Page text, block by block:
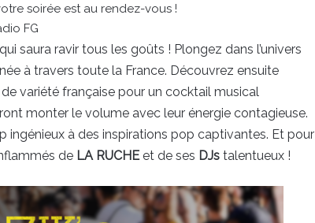
soirée est au rendez-vous !
FG
saura ravir tous les goûts ! Plongez dans l’univers
à travers toute la France. Découvrez ensuite
variété française pour un cocktail musical
monter le volume avec leur énergie contagieuse.
ingénieux à des inspirations pop captivantes. Et pour
de LA RUCHEet de ses DJs talentueux !